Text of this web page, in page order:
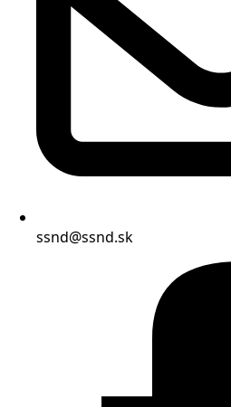
ssnd@ssnd.sk